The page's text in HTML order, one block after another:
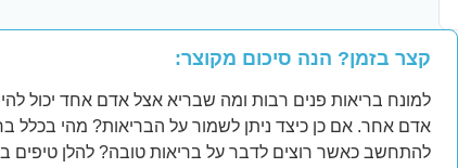
קצר בזמן? הנה סיכום מקוצר:
למונח בריאות פנים רבות ומה שבריא אצל אדם אחד יכול
אדם אחר. אם כן כיצד ניתן לשמור על הבריאות? מהי בכלל
להתחשב כאשר רוצים לדבר על בריאות טובה? להלן טיפים